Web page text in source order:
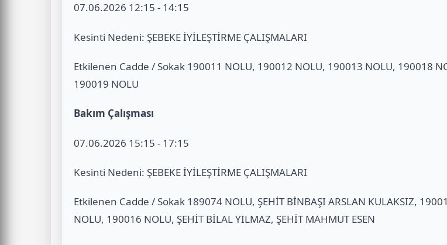
07.06.2026 12:15 - 14:15
Kesinti Nedeni: ŞEBEKE İYİLEŞTİRME ÇALIŞMALARI
Etkilenen Cadde / Sokak 190011 NOLU, 190012 NOLU, 190013 NOLU, 190018
190019 NOLU
Bakım Çalışması
07.06.2026 15:15 - 17:15
Kesinti Nedeni: ŞEBEKE İYİLEŞTİRME ÇALIŞMALARI
Etkilenen Cadde / Sokak 189074 NOLU, ŞEHİT BİNBAŞI ARSLAN KULAKSIZ,
NOLU, 190016 NOLU, ŞEHİT BİLAL YILMAZ, ŞEHİT MAHMUT ESEN